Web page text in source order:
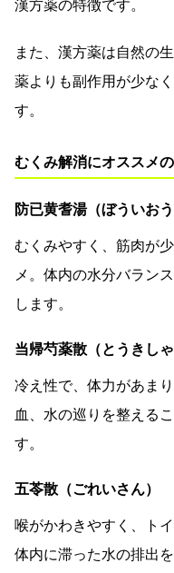
漢方薬の特徴です。
また、漢方薬は自然の
薬よりも副作用が少な
す。
むくみ解消にオススメ
防已黄耆湯（ぼういおう
むくみやすく、筋肉が
メ。体内の水分バラン
します。
当帰芍薬散（とうきしゃ
冷え性で、体力があま
血、水の巡りを整える
す。
五苓散（ごれいさん）
喉がかわきやすく、ト
体内に滞った水の排出